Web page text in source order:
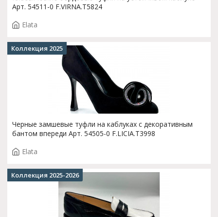
Арт. 54511-0 F.VIRNA.T5824
Elata
Черные замшевые туфли на каблуках с декоративным
бантом впереди Арт. 54505-0 F.LICIA.T3998
Elata
Коллекция 2025
Коллекция 2025-2026